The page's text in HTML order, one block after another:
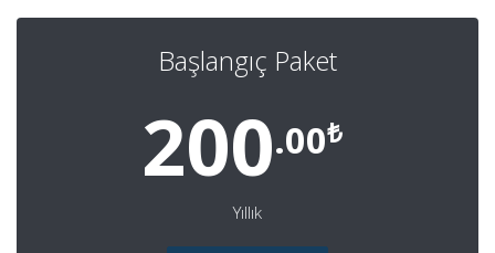
Başlangıç Paket
200.00₺
Yıllık